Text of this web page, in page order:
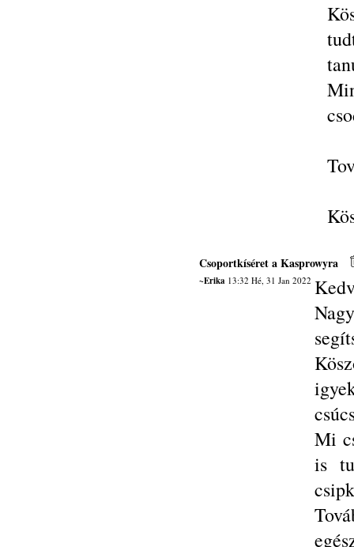
Csoportkíséret a Kasprowyra
~Erika13:32 Hé, 31 Jan 2022
Mi
is